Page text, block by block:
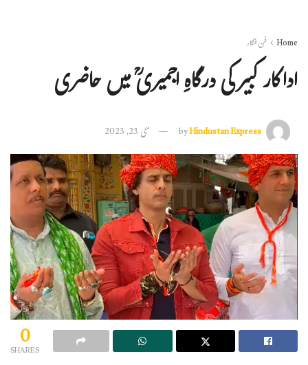
Home فن فنکار
اداکار کبیر کی درگاہِ اجمیریؒ میں حاضری
byHindustan Express مئی 23, 2023
0
SHARES